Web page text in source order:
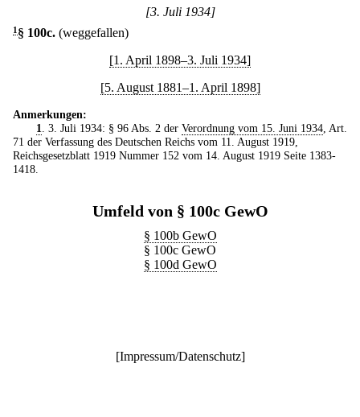
[3. Juli 1934]
1 § 100c. (weggefallen)
[1. April 1898–3. Juli 1934]
[5. August 1881–1. April 1898]
Anmerkungen:
1
. 3. Juli 1934: § 96 Abs. 2 der Verordnung vom 15. Juni 1934, Art.
71 der Verfassung des Deutschen Reichs vom 11. August 1919,
Reichsgesetzblatt 1919 Nummer 152 vom 14. August 1919 Seite 1383-
1418.
Umfeld von § 100c GewO
§ 100b GewO
§ 100c GewO
§ 100d GewO
[Impressum/Datenschutz]